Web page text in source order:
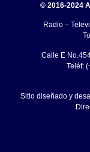
© 2016-2024
Radio –
Calle E
Teléf:
Sitio diseñado y